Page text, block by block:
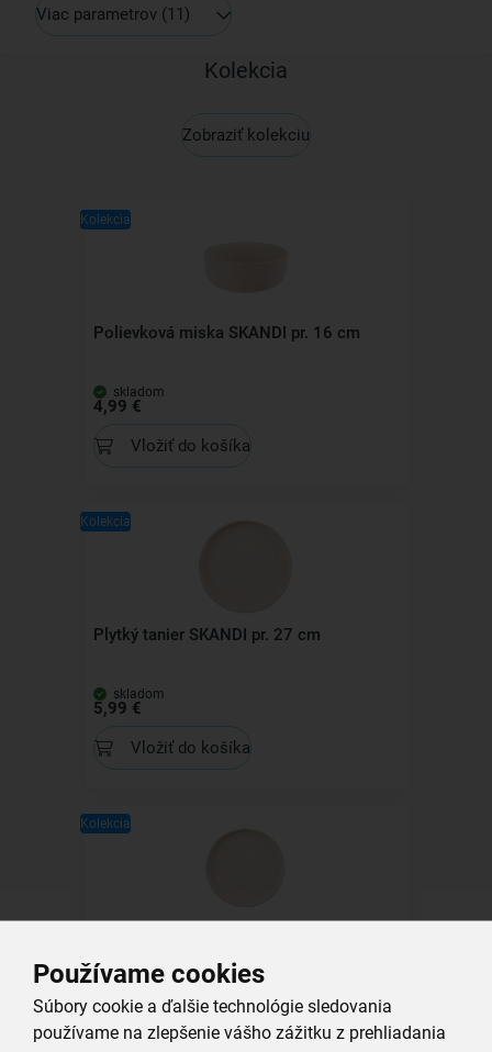
Používame cookies
Súbory cookie a ďalšie technológie sledovania
používame na zlepšenie vášho zážitku z prehliadania
Viac parametrov (11)
Kolekcia
Zobraziť kolekciu
Kolekcia
Polievková miska SKANDI pr. 16 cm
skladom
4,99 €
Vložiť do košíka
Kolekcia
Plytký tanier SKANDI pr. 27 cm
skladom
5,99 €
Vložiť do košíka
Kolekcia
skladom
3,99 €